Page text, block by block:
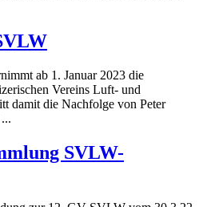
ab 1. Januar 2023 die
Vereins Luft- und
damit die Nachfolge von Peter
SVLW-